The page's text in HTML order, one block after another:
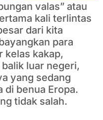
valas” atau
kali terlintas
dari kita
para
kelas kakap,
luar negeri,
yang sedang
di benua Eropa.
tidak salah.